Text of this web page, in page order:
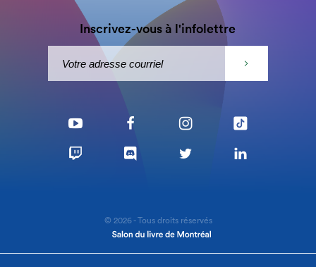
Inscrivez-vous à l'infolettre
© 2026 - Tous droits réservés